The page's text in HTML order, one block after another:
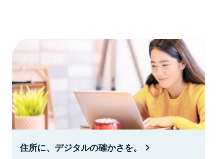
住所に、デジタルの確かさを。